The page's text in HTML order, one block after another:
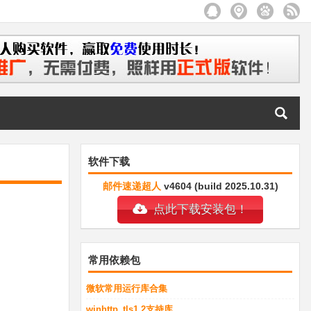
软件下载
邮件速递超人 v4604 (build 2025.10.31)
点此下载安装包！
常用依赖包
微软常用运行库合集